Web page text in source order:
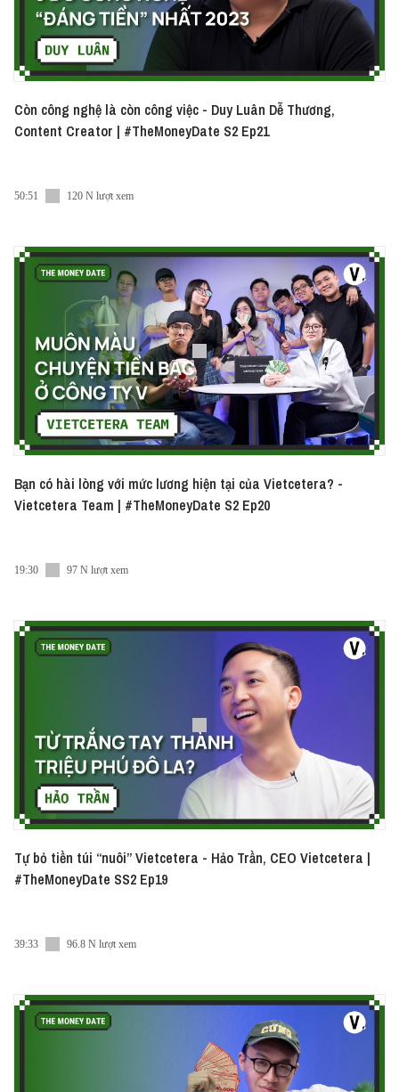
Còn công nghệ là còn công việc - Duy Luân Dễ Thương,
Content Creator | #TheMoneyDate S2 Ep21
50:51 120 N lượt xem
Bạn có hài lòng với mức lương hiện tại của Vietcetera? -
Vietcetera Team | #TheMoneyDate S2 Ep20
19:30 97 N lượt xem
Tự bỏ tiền túi “nuôi” Vietcetera - Hảo Trần, CEO Vietcetera |
#TheMoneyDate SS2 Ep19
39:33 96.8 N lượt xem